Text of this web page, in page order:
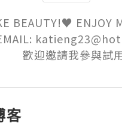
BEAUTY!♥ ENJOY
歡迎邀請我參與試
客